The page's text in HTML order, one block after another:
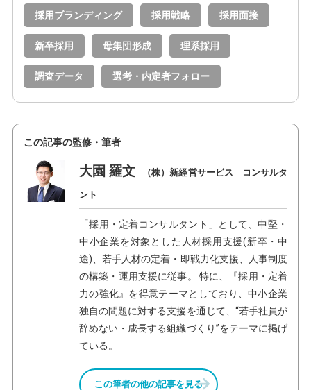
採用ブランディング 採用戦略 採用面接
新卒採用 母集団形成 理系採用
調査データ 選考・内定者フォロー
この記事の監修・筆者
大園 羅文 （株）新経営サービス コンサルタ
ント
「採用・定着コンサルタント」として、中堅・
中小企業を対象とした人材採用支援(新卒・中
途)、若手人材の定着・即戦力化支援、人事制度
の構築・運用支援に従事。 特に、『採用・定着
力の強化』を得意テーマとしており、中小企業
独自の問題に対する支援を通じて、“若手社員が
辞めない・成長する組織づくり”をテーマに掲げ
ている。
この筆者の他の記事を見る